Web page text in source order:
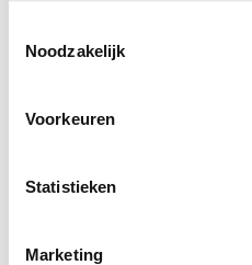
Noodzakelijk
Voorkeuren
Statistieken
Marketing